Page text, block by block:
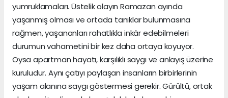
yumruklamaları. Üstelik olayın Ramazan ayında
yaşanmış olması ve ortada tanıklar bulunmasına
rağmen, yaşananları rahatlıkla inkâr edebilmeleri
durumun vahametini bir kez daha ortaya koyuyor.
Oysa apartman hayatı, karşılıklı saygı ve anlayış üzerine
kuruludur. Aynı çatıyı paylaşan insanların birbirlerinin
yaşam alanına saygı göstermesi gerekir. Gürültü, ortak